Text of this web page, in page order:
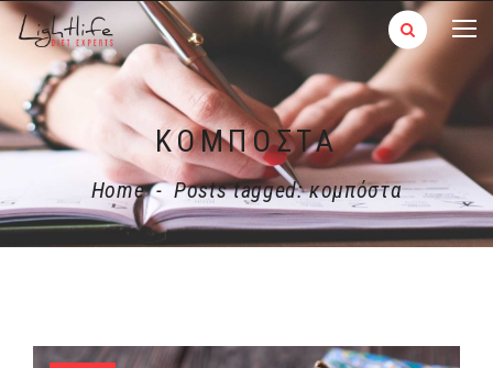
ΚΟΜΠΌΣΤΑ
Home - Posts tagged: κομπόστα